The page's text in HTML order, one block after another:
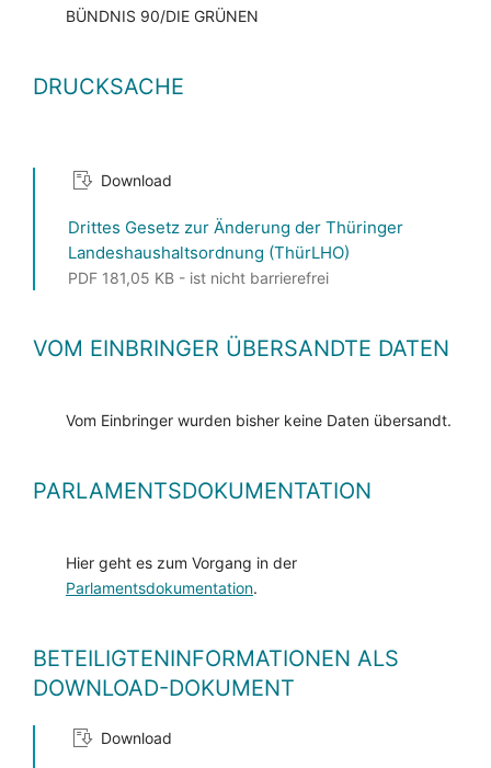
BÜNDNIS 90/DIE GRÜNEN
DRUCKSACHE
Download
Drittes Gesetz zur Änderung der Thüringer
Landeshaushaltsordnung (ThürLHO)
PDF 181,05 KB - ist nicht barrierefrei
VOM EINBRINGER ÜBERSANDTE DATEN
Vom Einbringer wurden bisher keine Daten übersandt.
PARLAMENTSDOKUMENTATION
Hier geht es zum Vorgang in der
Parlamentsdokumentation.
BETEILIGTENINFORMATIONEN ALS
DOWNLOAD-DOKUMENT
Download